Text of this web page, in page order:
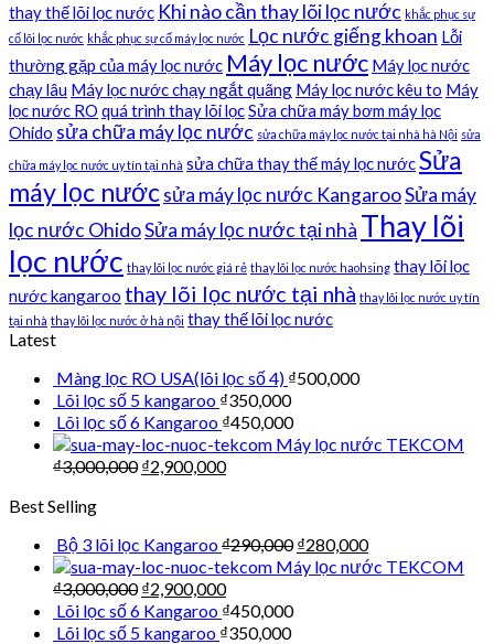
thay thế lõi lọc nước Khi nào cần thay lõi lọc nước khắc phục sự
cố lõi lọc nước khắc phục sự cố máy lọc nước Lọc nước giếng khoan Lỗi
thường gặp của máy lọc nước Máy lọc nước Máy lọc nước
chạy lâu Máy lọc nước chạy ngắt quãng Máy lọc nước kêu to Máy
lọc nước RO quá trình thay lõi lọcSửa chữa máy bơm máy lọc
Ohido sửa chữa máy lọc nước sửa chữa máy lọc nước tại nhà hà Nội sửa
chữa máy lọc nước uy tín tại nhà sửa chữa thay thế máy lọc nướcSửa
máy lọc nướcsửa máy lọc nước KangarooSửa máy
lọc nước OhidoSửa máy lọc nước tại nhà Thay lõi
lọc nước thay lõi lọc nước giá rẻ thay lõi lọc nước haohsing thay lõi lọc
nước kangaroo thay lõi lọc nước tại nhà thay lõi lọc nước uy tín
tại nhà thay lõi lọc nước ở hà nội thay thế lõi lọc nước
Latest
Màng lọc RO USA(lõi lọc số 4) ₫500,000
Lõi lọc số 5 kangaroo ₫350,000
Lõi lọc số 6 Kangaroo ₫450,000
Máy lọc nước TEKCOM
₫3,000,000 ₫2,900,000
Best Selling
Bộ 3 lõi lọc Kangaroo₫290,000 ₫280,000
Máy lọc nước TEKCOM
₫3,000,000 ₫2,900,000
Lõi lọc số 6 Kangaroo ₫450,000
Lõi lọc số 5 kangaroo ₫350,000